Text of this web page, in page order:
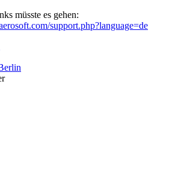
müsste es gehen:
support.php?language=de